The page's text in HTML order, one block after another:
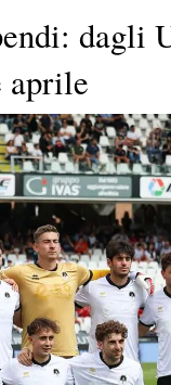
dagli
aprile